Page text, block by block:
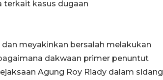
terkait kasus dugaan
meyakinkan bersalah melakukan
dakwaan primer penuntut
Agung Roy Riady dalam sidang